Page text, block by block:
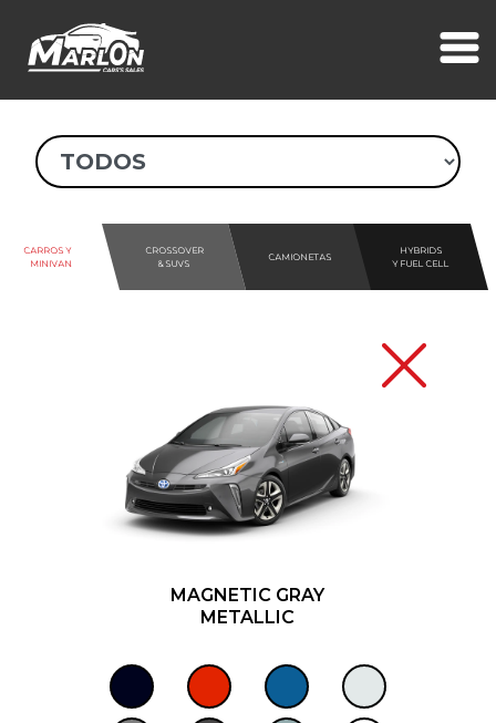
CARROS Y
MINIVAN
CROSSOVER
& SUVS
CAMIONETAS
HYBRIDS
Y FUEL CELL
MAGNETIC GRAY
METALLIC